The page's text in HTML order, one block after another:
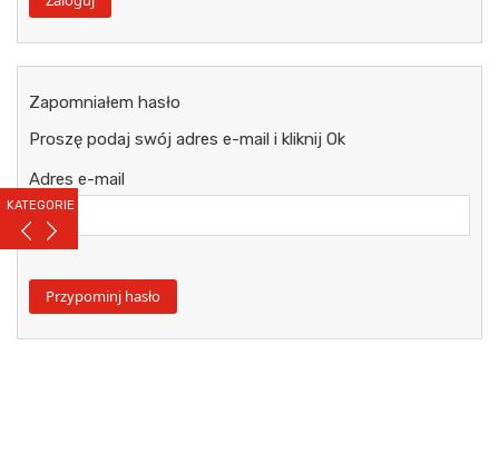
KATEGORIE
Zapomniałem hasło
Proszę podaj swój adres e-mail i kliknij Ok
Adres e-mail